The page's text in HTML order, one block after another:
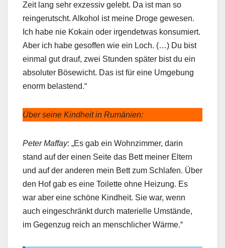
Zeit lang sehr exzessiv gelebt. Da ist man so
reingerutscht. Alkohol ist meine Droge gewesen.
Ich habe nie Kokain oder irgendetwas konsumiert.
Aber ich habe gesoffen wie ein Loch. (…) Du bist
einmal gut drauf, zwei Stunden später bist du ein
absoluter Bösewicht. Das ist für eine Umgebung
enorm belastend.“
Über seine Kindheit in Rumänien:
Peter Maffay: „Es gab ein Wohnzimmer, darin
stand auf der einen Seite das Bett meiner Eltern
und auf der anderen mein Bett zum Schlafen. Über
den Hof gab es eine Toilette ohne Heizung. Es
war aber eine schöne Kindheit. Sie war, wenn
auch eingeschränkt durch materielle Umstände,
im Gegenzug reich an menschlicher Wärme.“